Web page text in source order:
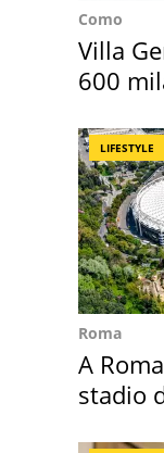
Como
Villa
600
LIFESTYLE
Roma
A
stadio